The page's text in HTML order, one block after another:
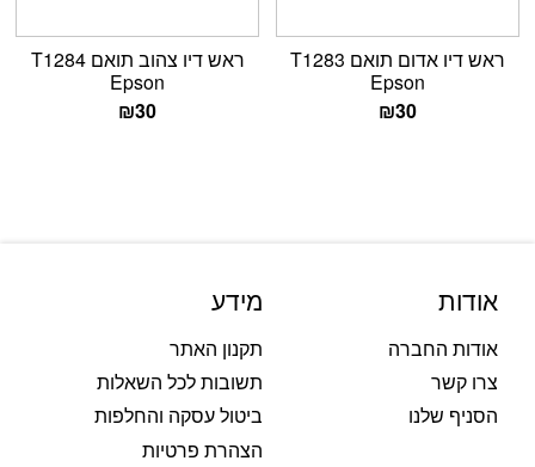
ראש דיו אדום תואם T1283
Epson
₪30
ראש דיו צהוב תואם T1284
Epson
₪30
אודות
אודות החברה
צרו קשר
הסניף שלנו
מידע
תקנון האתר
תשובות לכל השאלות
ביטול עסקה והחלפות
הצהרת פרטיות